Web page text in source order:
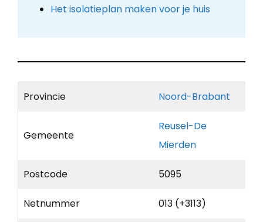
Het isolatieplan maken voor je huis
Provincie Noord-Brabant
Gemeente
Reusel-De
Mierden
Postcode 5095
Netnummer 013 (+3113)